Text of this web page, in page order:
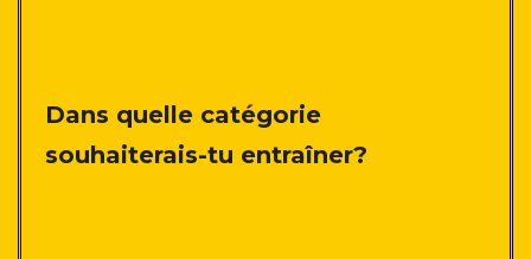
Dans quelle catégorie
souhaiterais-tu entraîner?